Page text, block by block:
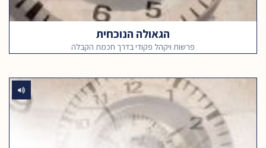
הגאולה הנוכחית
פרשות ויקהל פקודי בדרך חכמת הקבלה